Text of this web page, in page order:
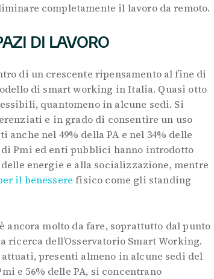
completamente il lavoro da remoto.
DI LAVORO
di un crescente ripensamento al fine di
di smart working in Italia. Quasi otto
quantomeno in alcune sedi. Si
e in grado di consentire un uso
nel 49% della PA e nel 34% delle
Pmi ed enti pubblici hanno introdotto
energie e alla socializzazione, mentre
il benessere fisico come gli standing
ancora molto da fare, soprattutto dal punto
dell’Osservatorio Smart Working.
presenti almeno in alcune sedi del
e 56% delle PA, si concentrano